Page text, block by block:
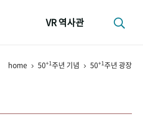
VR 역사관
home 50+1주년 기념 50+1주년 광장